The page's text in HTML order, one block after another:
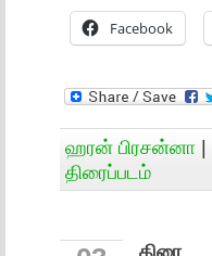
Facebook
ஹரன் பிரசன்னா |
திரைப்படம்
திரை